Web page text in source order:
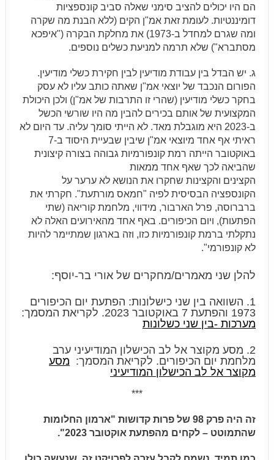
הם היו יכולים להציב סימני שאלה סביב קונספציות
דומיננטיות. לעומת זאת אמ"ן הקים (ללא הבנת מה שקרה
ומה שגרם למחדל ב-1973) את מחלקת הבקרה ("איפכא
מסתברא") שלא תרמה למניעת כשלים נוספים.
ג. יש הבדל בין עבודת מודיעין לבין חקירת כשלי מודיעין.
הפורום הנכבד של יוצאי אמ"ן שאתה כותב עליו לא עסק
בחקר כשלי מודיעין (שהרי זו התרבות של אמ"ן) ולכן היכולת
המקצועית של אותם בכירים להבין מה היו שורשי הכשל
ב-2023 היא מוגבלת מאד. לא הייתי סומך עליה. עד היום לא
ראיתי אף אחד מיוצאי אמ"ן שיבין שבעיית
היסוד ב-7
באוקטובר הייתה רמת קונפורמיות גבוהה בצורה קיצונית
שהביאה לכך שאף אחד ממאות
הקצינים והקצינות שחקרו את הנושא לא ערער על
הקונספציה הבסיסית לפיה "חמאס מורתעת". חקרתי את
ברברוסה, פרל הארבור, מידווי, מלחמת קוריאה (שתי
הפתעות), ויום הכיפורים. באף אחד מהאירועים האלה לא
נתקלתי ברמת קונפורמיות כזו, וזה בארגון שמתיימר להיות
לא קונפורמי".
להלן שני מאמרים/מחקרים של אורי בר-יוסף:
1. השוואה בין שני כישלונות: הפתעת יום הכיפורים
1973 והפתעת 7 באוקטובר 2023. לקריאת המסמך:
מערכות -בין שני כשלונות
2. מסע מקוצר אל לב הכישלון המודיעיני ערב
מלחמת יום הכיפורים. לקריאת המסמך: מסע
מקוצר אל לב הכישלון המודיעיני
***
זה היה פרק 98 של פרות קדושות
"ארמון החלומות
שהתמוטט – לקחים מהפתעת אוקטובר 2023".